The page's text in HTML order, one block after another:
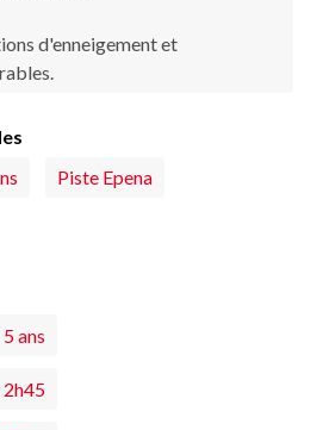
d'enneigement et
Piste Epena
5 ans
2h45